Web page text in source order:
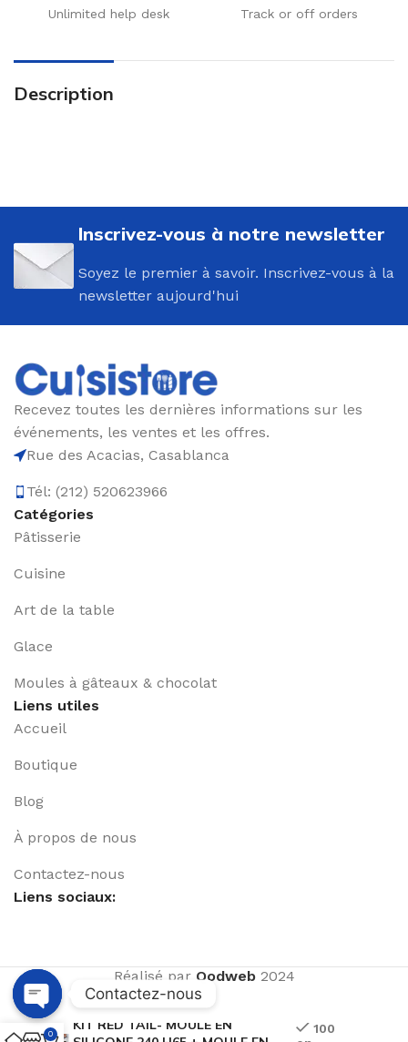
Unlimited help desk Track or off orders
Description
Inscrivez-vous à notre newsletter
Soyez le premier à savoir. Inscrivez-vous à la
newsletter aujourd'hui
Recevez toutes les dernières informations sur les
événements, les ventes et les offres.
Rue des Acacias, Casablanca
Tél: (212) 520623966
Catégories
Pâtisserie
Cuisine
Art de la table
Glace
Moules à gâteaux & chocolat
Liens utiles
Accueil
Boutique
Blog
À propos de nous
Contactez-nous
Liens sociaux:
Réalisé par Qodweb2024
KIT RED TAIL- MOULE EN
100
0
Contactez-nous
Open